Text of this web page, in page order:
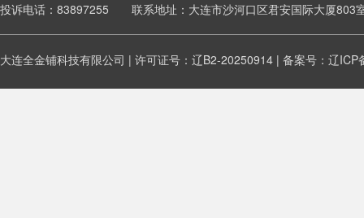
投诉电话：83897255 联系地址：大连市沙河口区君安国际大厦803
大连全金铺科技有限公司 | 许可证号：辽B2-20250914 | 备案号： 辽ICP